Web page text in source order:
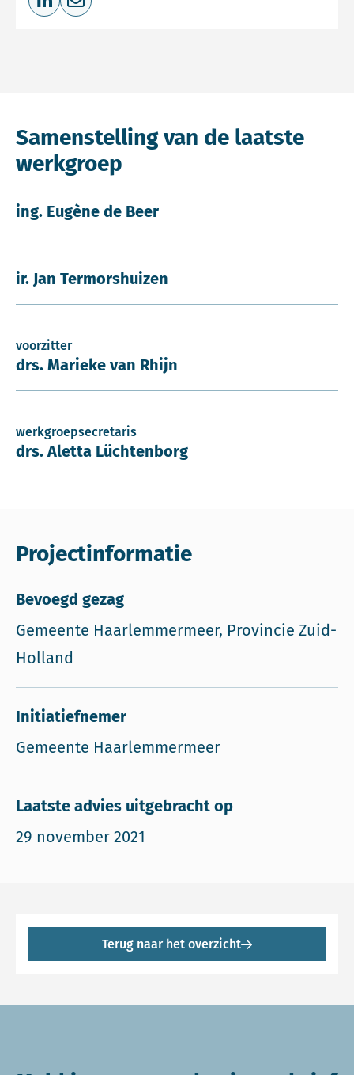
Deel op LinkedIn
Deel via e-mail
Samenstelling van de laatste
werkgroep
ing. Eugène de Beer
ir. Jan Termorshuizen
voorzitter
drs. Marieke van Rhijn
werkgroepsecretaris
drs. Aletta Lüchtenborg
Projectinformatie
Bevoegd gezag
Gemeente Haarlemmermeer, Provincie Zuid-
Holland
Initiatiefnemer
Gemeente Haarlemmermeer
Laatste advies uitgebracht op
29 november 2021
Terug naar het overzicht